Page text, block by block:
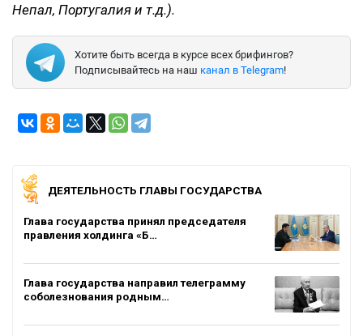
Непал, Португалия и т.д.).
Хотите быть всегда в курсе всех брифингов?
Подписывайтесь на наш канал в Telegram!
ДЕЯТЕЛЬНОСТЬ ГЛАВЫ ГОСУДАРСТВА
Глава государства принял председателя
правления холдинга «Б…
Глава государства направил телеграмму
соболезнования родным…